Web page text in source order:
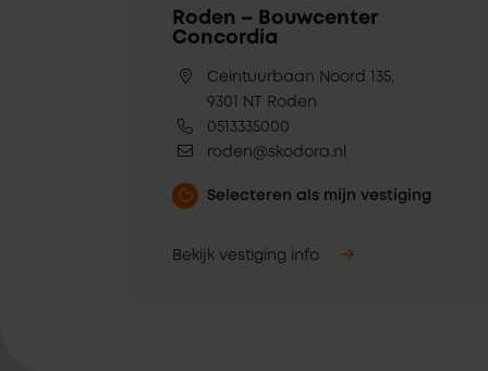
Roden – Bouwcenter
Concordia
Ceintuurbaan Noord 135,
9301 NT Roden
0513335000
roden@skodora.nl
Selecteren als mijn vestiging
Bekijk vestiging info